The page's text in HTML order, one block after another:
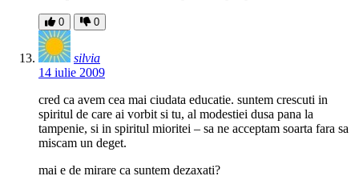
0 0
silvia
14 iulie 2009
cred ca avem cea mai ciudata educatie. suntem crescuti in
spiritul de care ai vorbit si tu, al modestiei dusa pana la
tampenie, si in spiritul mioritei – sa ne acceptam soarta fara sa
miscam un deget.
mai e de mirare ca suntem dezaxati?